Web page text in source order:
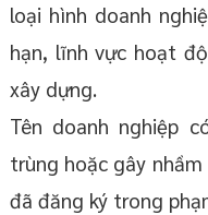
loại hình doanh
hạn, lĩnh vực hoạt
xây dựng.
Tên doanh nghiệp
trùng hoặc gây
đã đăng ký trong